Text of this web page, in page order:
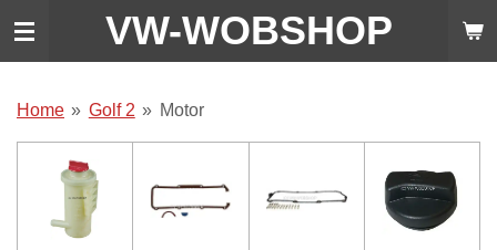
Ga
de
VW-WOBSHOP
Home » Golf 2 » Motor